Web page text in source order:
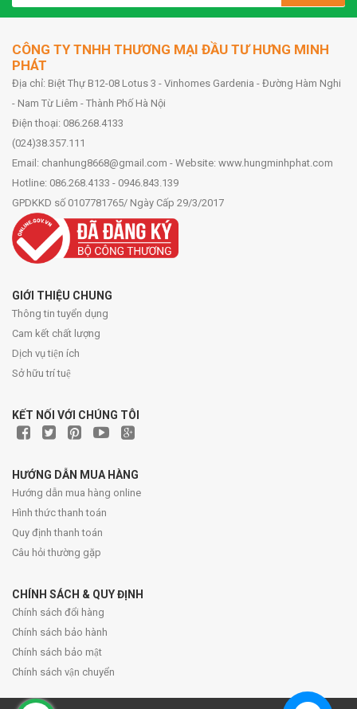
CÔNG TY TNHH THƯƠNG MẠI ĐẦU TƯ HƯNG MINH
PHÁT
Địa chỉ: Biệt Thự B12-08 Lotus 3 - Vinhomes Gardenia - Đường Hàm Nghi
- Nam Từ Liêm - Thành Phố Hà Nội
Điện thoại: 086.268.4133
(024)38.357.111
Email: chanhung8668@gmail.com - Website: www.hungminhphat.com
Hotline: 086.268.4133 - 0946.843.139
GPDKKD số 0107781765/ Ngày Cấp 29/3/2017
GIỚI THIỆU CHUNG
Thông tin tuyển dụng
Cam kết chất lượng
Dịch vụ tiện ích
Sở hữu trí tuệ
KẾT NỐI VỚI CHÚNG TÔI
HƯỚNG DẪN MUA HÀNG
Hướng dẫn mua hàng online
Hình thức thanh toán
Quy định thanh toán
Câu hỏi thường gặp
CHÍNH SÁCH & QUY ĐỊNH
Chính sách đổi hàng
Chính sách bảo hành
Chính sách bảo mật
Chính sách vận chuyển